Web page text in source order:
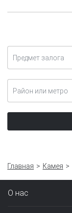
Предмет залога
Район или метро
Главная Камея
О нас